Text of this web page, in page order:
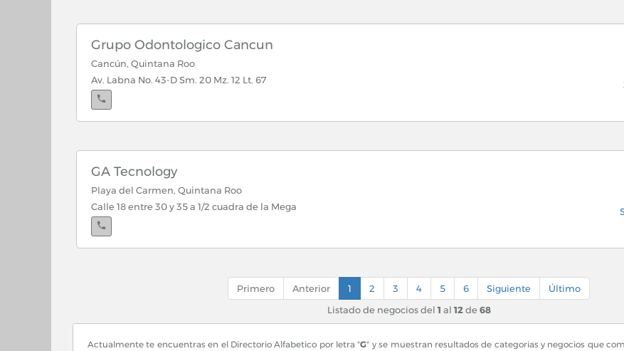
Grupo Odontologico Cancun
Cancún, Quintana Roo
Av. Labna No. 43-D Sm. 20 Mz. 12 Lt. 67
GA Tecnology
Playa del Carmen, Quintana Roo
Calle 18 entre 30 y 35 a 1/2 cuadra de la Mega
Primero Anterior 1 2 3 4 5 6 Siguiente
Último
Listado de negocios del1 al12de 68
Actualmente te encuentras en el Directorio Alfabetico por letra "G" y se muestran resultados de categorias y negocios que